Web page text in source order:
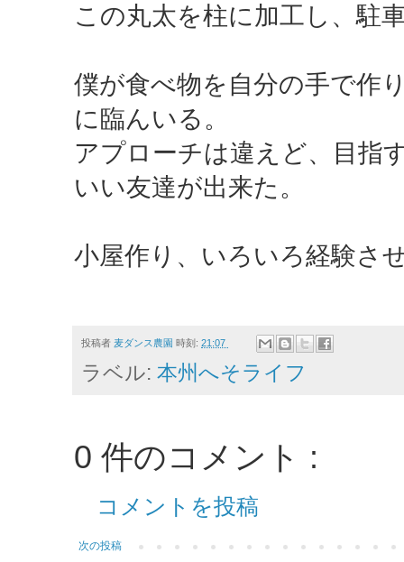
この丸太を柱に加工し、駐
僕が食べ物を自分の手で作
に臨んいる。
アプローチは違えど、目指
いい友達が出来た。
小屋作り、いろいろ経験さ
投稿者 麦ダンス農園 時刻: 21:07
ラベル: 本州へそライフ
0 件のコメント :
コメントを投稿
次の投稿